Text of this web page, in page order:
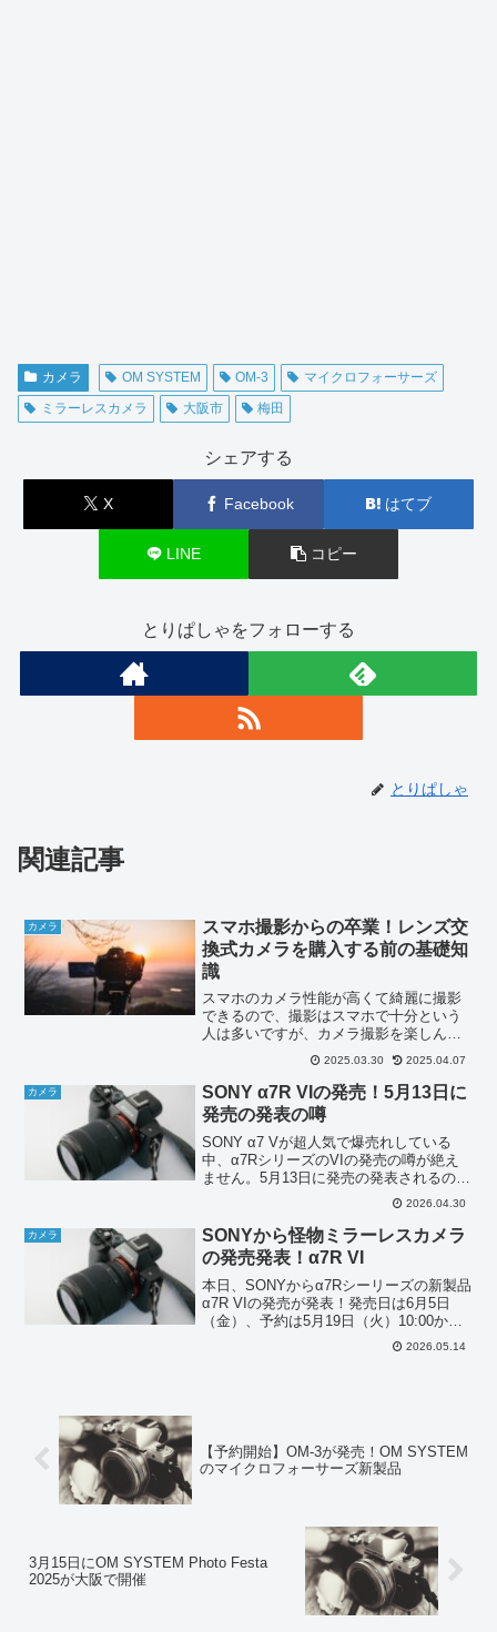
カメラ OM SYSTEM OM-3
マイクロフォーサーズ
ミラーレスカメラ
大阪市 梅田
シェアする
X Facebook はてブ
LINE コピー
とりぱしゃをフォローする
とりぱしゃ
関連記事
カメラ
スマホ撮影からの卒業！レンズ交
換式カメラを購入する前の基礎知
識
スマホのカメラ性能が高くて綺麗に撮影
できるので、撮影はスマホで十分という
人は多いですが、カメラ撮影を楽しんで
いるとそのうちスマホでは物足りなくな
ってきます。特に暗い場所の撮影や野鳥
などの野生生物を撮る時に、スマホでは
思うように撮ることができ...
2025.03.30 2025.04.07
カメラ
SONY α7R VIの発売！5月13日に
発売の発表の噂
SONY α7 Vが超人気で爆売れしている
中、α7RシリーズのVIの発売の噂が絶え
ません。5月13日に発売の発表されるので
はとの話です。Vから大きく進化する所
は、これまでの情報によると画素数。
6100万画素から6700万画素へ。ただ600
万...
2026.04.30
カメラ
SONYから怪物ミラーレスカメラ
の発売発表！α7R VI
本日、SONYからα7Rシーリーズの新製品
α7R VIの発売が発表！発売日は6月5日
（金）、予約は5月19日（火）10:00から
とのこと。α7R VI（ILCE-7RM6）画素数
は6100万画素から約6680万画素へアッ
2026.05.14
【予約開始】OM-3が発売！OM SYSTEM
のマイクロフォーサーズ新製品
3月15日にOM SYSTEM Photo Festa
2025が大阪で開催